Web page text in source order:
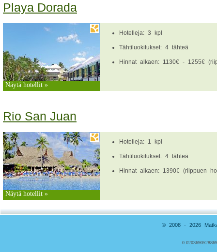
Playa Dorada
Hotelleja: 3 kpl
Tähtiluokitukset: 4 tähteä
Hinnat alkaen: 1130€ - 1255€
Näytä hotellit »
Rio San Juan
Hotelleja: 1 kpl
Tähtiluokitukset: 4 tähteä
Hinnat alkaen: 1390€ (riippuen
Näytä hotellit »
© 2008 - 2026